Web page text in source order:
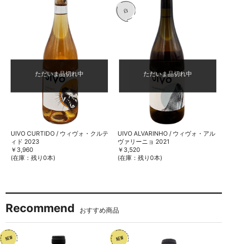
ただいま品切れ中
UIVO CURTIDO / ウィヴォ・クルテ
ィド 2023
￥3,960
(在庫：残り0本)
ただいま品切れ中
UIVO ALVARINHO / ウィヴォ・アル
ヴァリーニョ 2021
￥3,520
(在庫：残り0本)
Recommend おすすめ商品